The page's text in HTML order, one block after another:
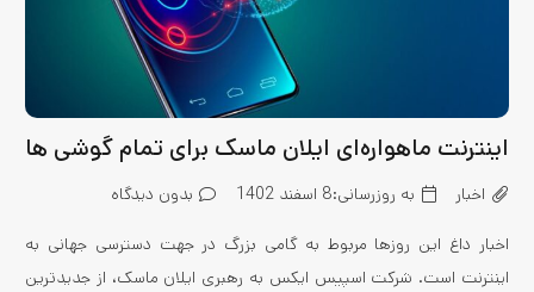
اینترنت ماهواره‌ای ایلان ماسک برای تمام گوشی ها
اخبار به روزرسانی:8 اسفند 1402 بدون دیدگاه
اخبار داغ این روزها مربوط به گامی بزرگ در جهت دسترسی جهانی به
اینترنت است. شرکت اسپیس ایکس به رهبری ایلان ماسک، از جدیدترین